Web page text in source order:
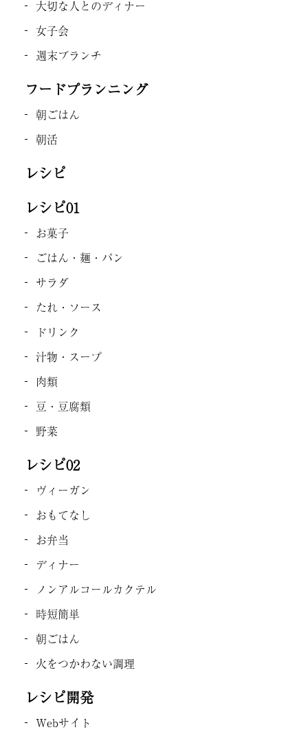
大切な人とのディナー
女子会
週末ブランチ
フードプランニング
朝ごはん
朝活
レシピ
レシピ01
お菓子
ごはん・麺・パン
サラダ
たれ・ソース
ドリンク
汁物・スープ
肉類
豆・豆腐類
野菜
レシピ02
ヴィーガン
おもてなし
お弁当
ディナー
ノンアルコールカクテル
時短簡単
朝ごはん
火をつかわない調理
レシピ開発
Webサイト